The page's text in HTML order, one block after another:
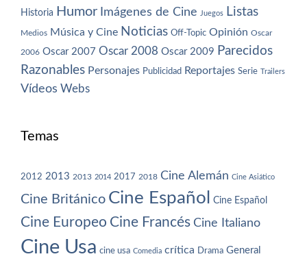
Historia Humor Imágenes de Cine Juegos Listas
Medios Música y Cine Noticias Off-Topic Opinión Oscar
2006 Oscar 2007 Oscar 2008 Oscar 2009 Parecidos
Razonables Personajes Publicidad Reportajes Serie Trailers
Vídeos Webs
Temas
2012 2013 2013 2014 2017 2018 Cine Alemán Cine Asiático
Cine Británico Cine Español Cine Español
Cine Europeo Cine Francés Cine Italiano
Cine Usa cine usa Comedia crítica Drama General